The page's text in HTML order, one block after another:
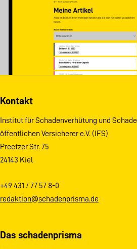
Kontakt
Institut für Schadenverhütung und
öffentlichen Versicherer e.V. (IFS)
Preetzer Str. 75
24143 Kiel
+49 431 / 77 57 8-0
redaktion@schadenprisma.de
Das schadenprisma